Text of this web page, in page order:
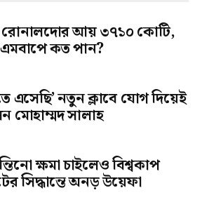
রোনালদোর আয় ৩৭১০ কোটি,
কত পান?
এসেছি’ নতুন ক্লাবে যোগ দিয়েই
মোহাম্মদ সালাহ
ক্ষমা চাইলেও বিশ্বকাপ
সিদ্ধান্তে অনড় উয়েফা